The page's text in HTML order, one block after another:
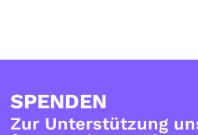
SPENDEN
Zur Unterstützung